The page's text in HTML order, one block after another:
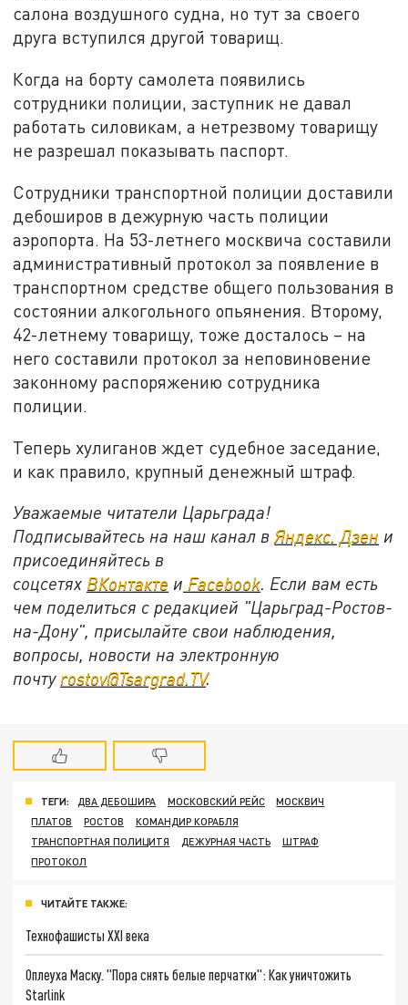
салона воздушного судна, но тут за своего
друга вступился другой товарищ.
Когда на борту самолета появились
сотрудники полиции, заступник не давал
работать силовикам, а нетрезвому товарищу
не разрешал показывать паспорт.
Сотрудники транспортной полиции доставили
дебоширов в дежурную часть полиции
аэропорта. На 53-летнего москвича составили
административный протокол за появление в
транспортном средстве общего пользования в
состоянии алкогольного опьянения. Второму,
42-летнему товарищу, тоже досталось – на
него составили протокол за неповиновение
законному распоряжению сотрудника
полиции.
Теперь хулиганов ждет судебное заседание,
и как правило, крупный денежный штраф.
Уважаемые читатели Царьграда!
Подписывайтесь на наш канал вЯндекс. Дзен и
присоединяйтесь в
соцсетях ВКонтакте и Facebook. Если вам есть
чем поделиться с редакцией "Царьград-Ростов-
на-Дону", присылайте свои наблюдения,
вопросы, новости на электронную
почту rostov@Tsargrad.ТV.
ТЕГИ: ДВА ДЕБОШИРА МОСКОВСКИЙ РЕЙС
МОСКВИЧ
ПЛАТОВ
РОСТОВ
КОМАНДИР КОРАБЛЯ
ТРАНСПОРТНАЯ ПОЛИЦИТЯ
ДЕЖУРНАЯ ЧАСТЬ
ШТРАФ
ПРОТОКОЛ
ЧИТАЙТЕ ТАКЖЕ:
Технофашисты XXI века
Оплеуха Маску. "Пора снять белые перчатки": Как уничтожить
Starlink